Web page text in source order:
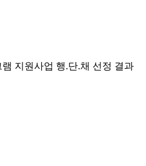
지원사업 행.단.채 선정 결과